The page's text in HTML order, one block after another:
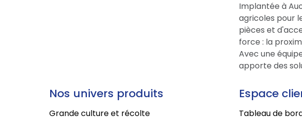
Implantée à
agricoles pour
pièces et
force : la
Avec une
apporte des
Nos univers produits
Grande culture et récolte
Espace
Tableau de